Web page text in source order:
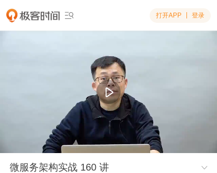
 打开APP 登录
微服务架构实战 160 讲 